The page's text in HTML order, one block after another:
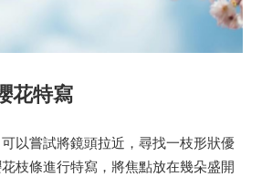
花特寫
以嘗試將鏡頭拉近，尋找一枝形狀優
枝條進行特寫，將焦點放在幾朵盛開